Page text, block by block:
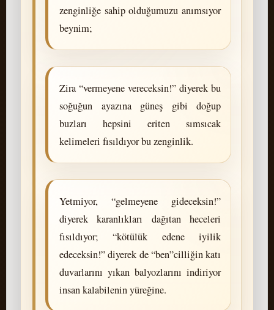
zenginliğe sahip olduğumuzu anımsıyor
beynim;
Zira “vermeyene vereceksin!” diyerek bu
soğuğun ayazına güneş gibi doğup
buzları hepsini eriten sımsıcak
kelimeleri fısıldıyor bu zenginlik.
Yetmiyor, “gelmeyene gideceksin!”
diyerek karanlıkları dağıtan heceleri
fısıldıyor; “kötülük edene iyilik
edeceksin!” diyerek de “ben”cilliğin katı
duvarlarını yıkan balyozlarını indiriyor
insan kalabilenin yüreğine.